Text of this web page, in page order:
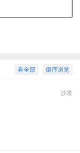
倒序浏览
看全部
沙发